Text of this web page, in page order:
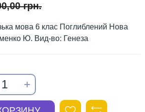
грн.
мова 6 клас Поглиблений Нова
Ю. Вид-во: Генеза